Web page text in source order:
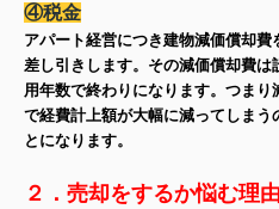
④税金
アパート経営につき建物減価償却
差し引きします。その減価償却費
用年数で終わりになります。つま
で経費計上額が大幅に減ってしまう
とになります。
２．売却をするか悩む理